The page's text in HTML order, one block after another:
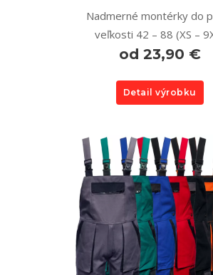
Nadmerné montérky do
veľkosti 42 – 88 (XS –
od 23,90 €
Detail výrobku